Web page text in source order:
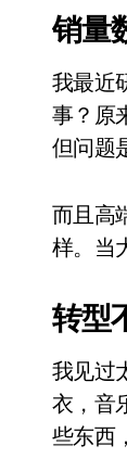
销量
我最近
事？原
但问题
而且高
样。当
转型
我见过
衣，音
些东西